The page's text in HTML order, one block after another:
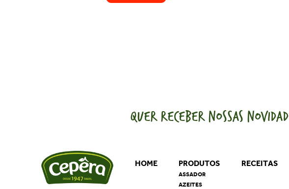
QUER RECEBER NOSSAS
HOME PRODUTOS
ASSADOR
AZEITES
RECEITAS